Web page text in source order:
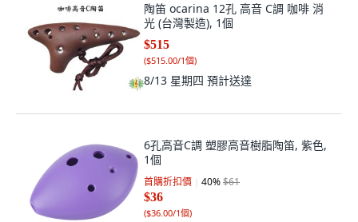
陶笛 ocarina 12孔 高音 C調 咖啡 消
光 (台灣製造), 1個
$515
($515.00/1個)
8/13 星期四 預計送達
6孔高音C調 塑膠高音樹脂陶笛, 紫色,
1個
首購折扣價 40%$61
$36
($36.00/1個)